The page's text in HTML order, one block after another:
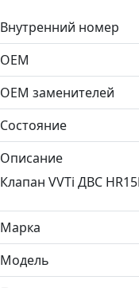
Внутренний номер
ОЕМ
ОЕМ заменителей
Состояние
Описание
Клапан VVTi ДВС
Марка
Модель